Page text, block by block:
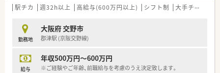
システムや電子薬歴などの最新機械を操作して調剤を行いま
■近隣医療機関の医師と綿密にコミュニケーションを取り、勉強
会や定期的な情報共有を通じて安全な医療を提供します。
■薬局には常勤5名の薬剤師が在籍しており、常時4.5名という非
常に手厚い人員体制を維持してゆとりを持って業務をこなせま
駅チカ 週32h以上 高給与(600万円以上) シフト制 大手チェーン以外
勤務地
大阪府 交野市
郡津駅 (京阪交野線)
給与
年収500万円～600万円
※ご経験やご年齢、前職給与を考慮のうえ決定致します。